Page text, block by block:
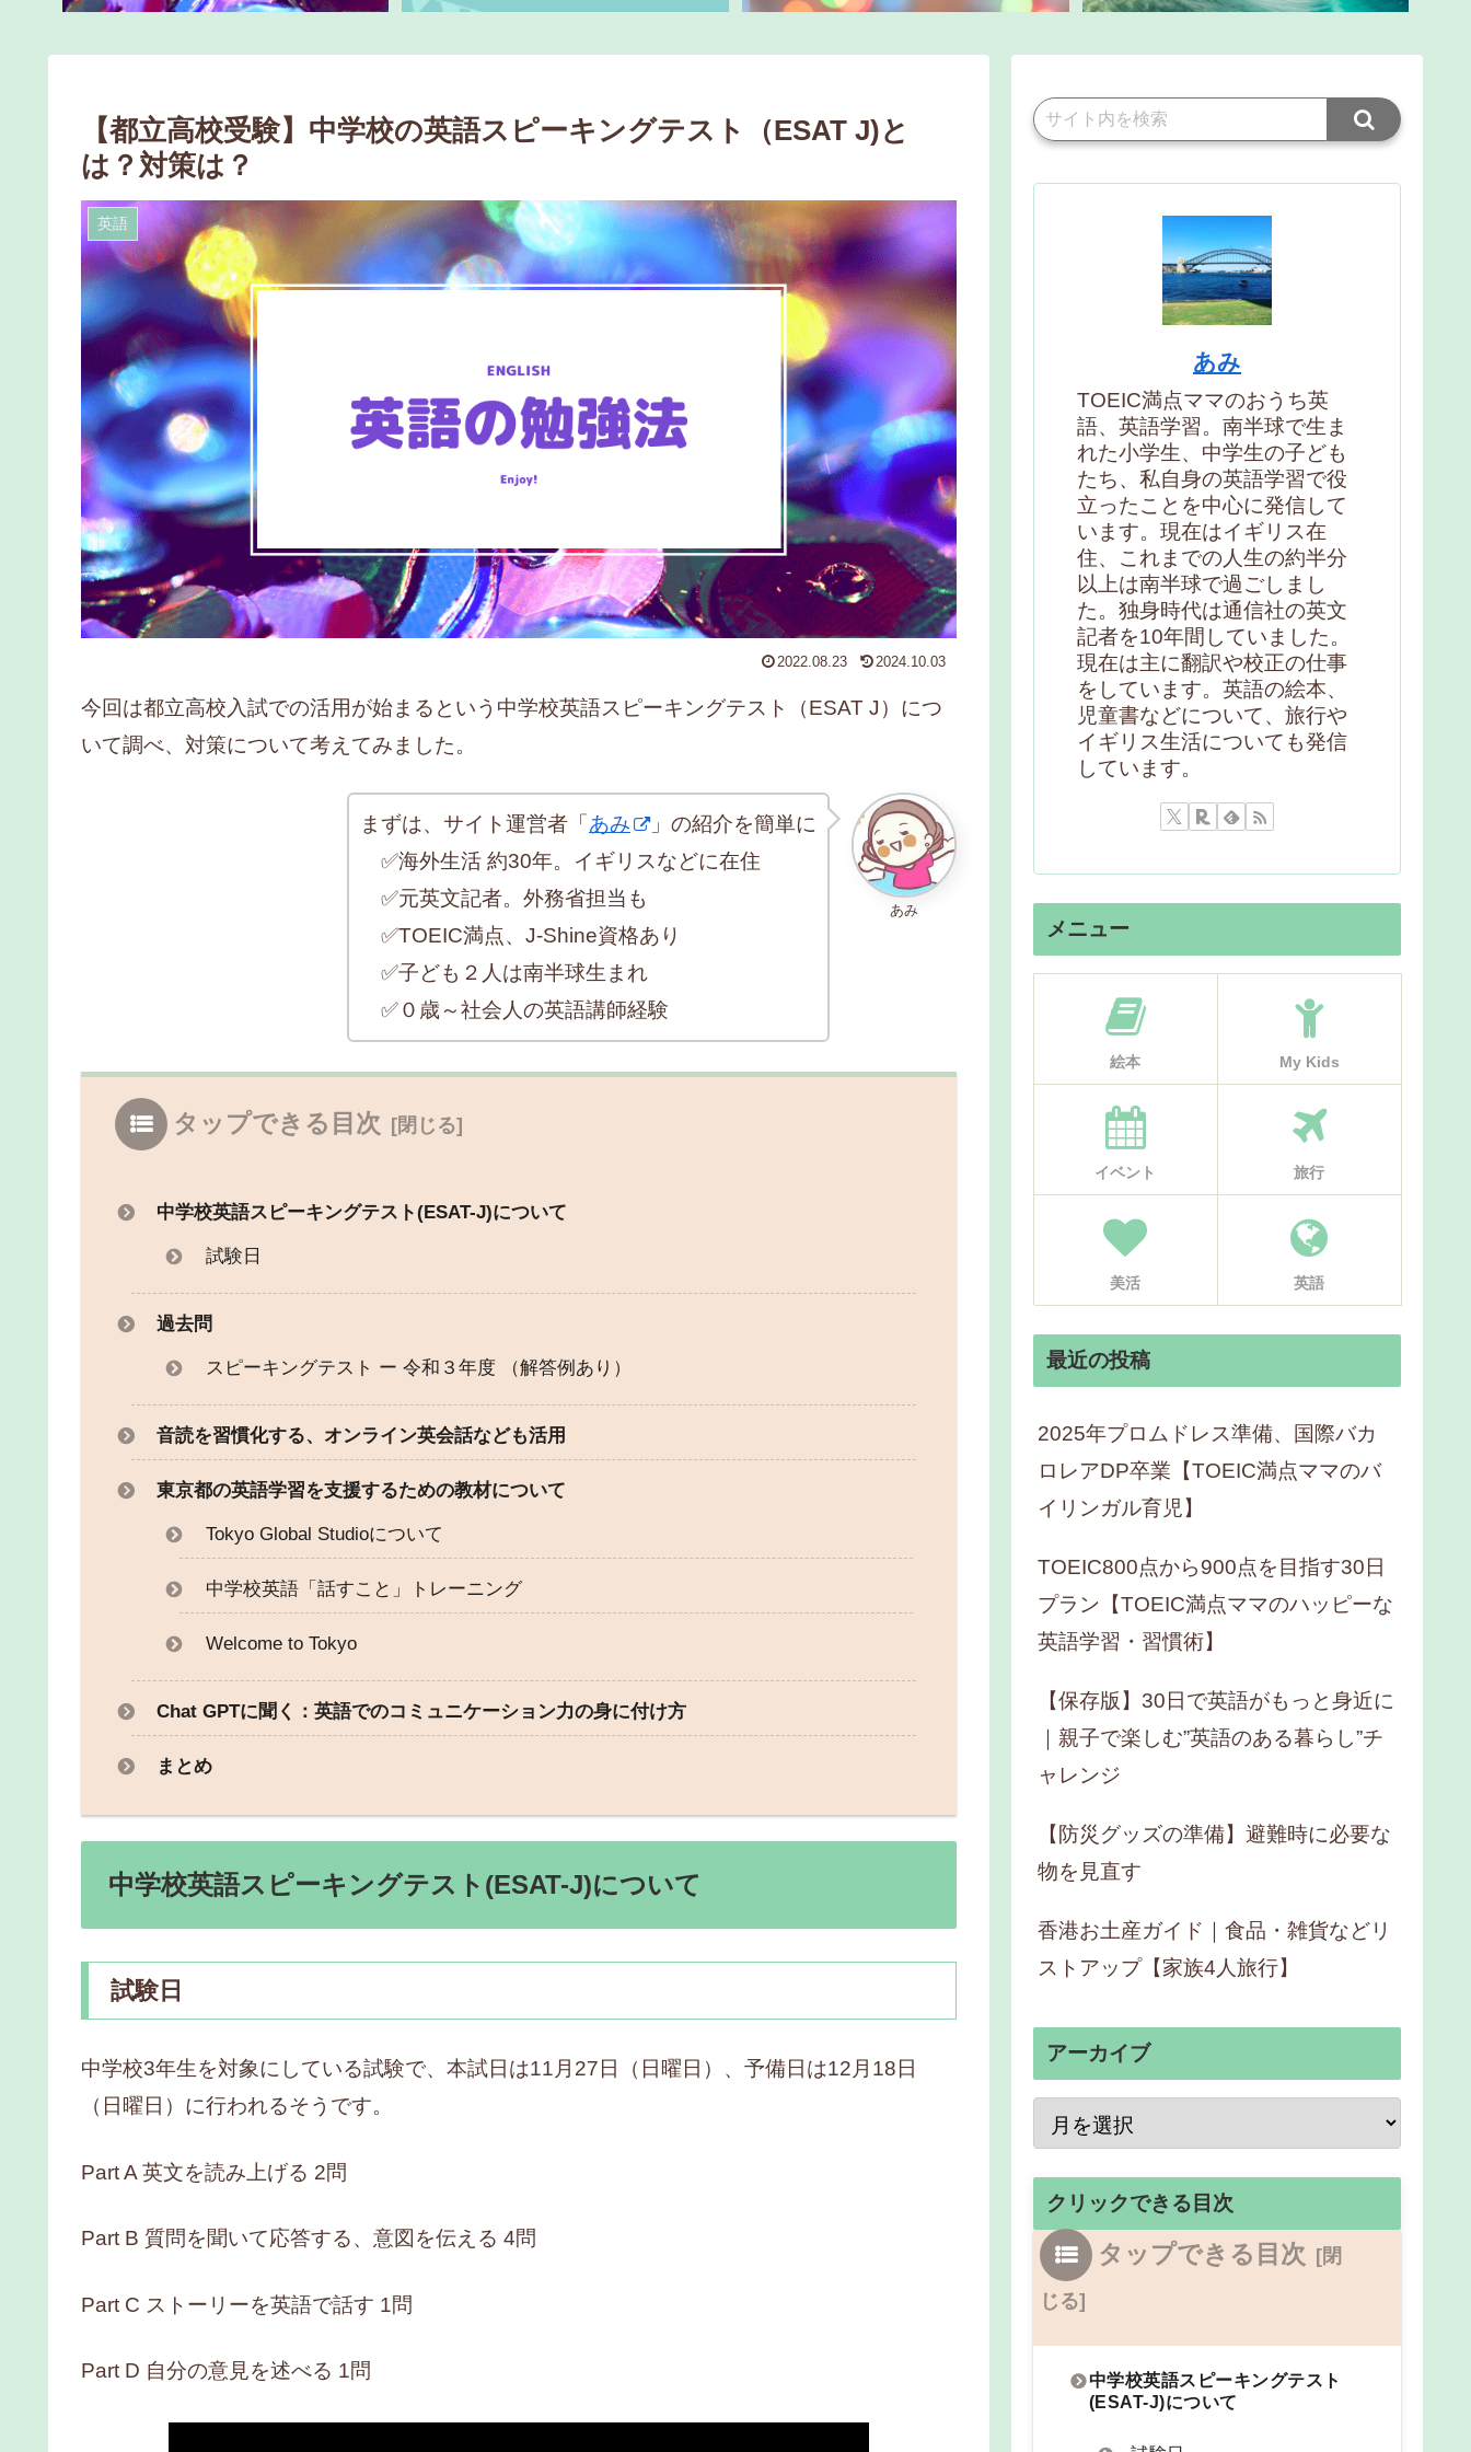
【都立高校受験】中学校の英語スピーキングテスト（ESAT J)と
は？対策は？
英語
2022.08.23 2024.10.03
今回は都立高校入試での活用が始まるという中学校英語スピーキングテスト（ESAT J）につ
いて調べ、対策について考えてみました。
あみ
まずは、サイト運営者「 あみ
」の紹介を簡単に
✅海外生活 約30年。イギリスなどに在住
✅元英文記者。外務省担当も
✅TOEIC満点、J-Shine資格あり
✅子ども２人は南半球生まれ
✅０歳～社会人の英語講師経験
タップできる目次
中学校英語スピーキングテスト(ESAT-J)について
試験日
過去問
スピーキングテスト ー 令和３年度 （解答例あり）
音読を習慣化する、オンライン英会話なども活用
東京都の英語学習を支援するための教材について
Tokyo Global Studioについて
中学校英語「話すこと」トレーニング
Welcome to Tokyo
Chat GPTに聞く：英語でのコミュニケーション力の身に付け方
まとめ
中学校英語スピーキングテスト(ESAT-J)について
試験日
中学校3年生を対象にしている試験で、本試日は11月27日（日曜日）、予備日は12月18日
（日曜日）に行われるそうです。
Part A 英文を読み上げる 2問
Part B 質問を聞いて応答する、意図を伝える 4問
Part C ストーリーを英語で話す 1問
Part D 自分の意見を述べる 1問
あみ
TOEIC満点ママのおうち英
語、英語学習。南半球で生ま
れた小学生、中学生の子ども
たち、私自身の英語学習で役
立ったことを中心に発信して
います。現在はイギリス在
住、これまでの人生の約半分
以上は南半球で過ごしまし
た。独身時代は通信社の英文
記者を10年間していました。
現在は主に翻訳や校正の仕事
をしています。英語の絵本、
児童書などについて、旅行や
イギリス生活についても発信
しています。
メニュー
絵本 My Kids
イベント 旅行
美活 英語
最近の投稿
2025年プロムドレス準備、国際バカ
ロレアDP卒業【TOEIC満点ママのバ
イリンガル育児】
TOEIC800点から900点を目指す30日
プラン【TOEIC満点ママのハッピーな
英語学習・習慣術】
【保存版】30日で英語がもっと身近に
｜親子で楽しむ”英語のある暮らし”チ
ャレンジ
【防災グッズの準備】避難時に必要な
物を見直す
香港お土産ガイド｜食品・雑貨などリ
ストアップ【家族4人旅行】
アーカイブ
クリックできる目次
タップできる目次
中学校英語スピーキングテスト
(ESAT-J)について